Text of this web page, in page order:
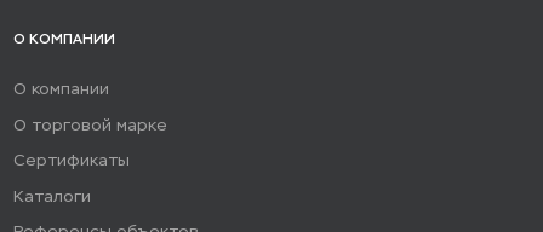
О КОМПАНИИ
О компании
О торговой марке
Сертификаты
Каталоги